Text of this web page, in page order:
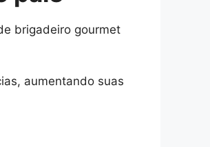
brigadeiro gourmet
aumentando suas